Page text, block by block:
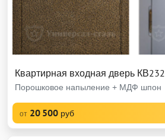
Квартирная входная дверь КВ232
Порошковое напыление + МДФ шпон
от 20 500 руб